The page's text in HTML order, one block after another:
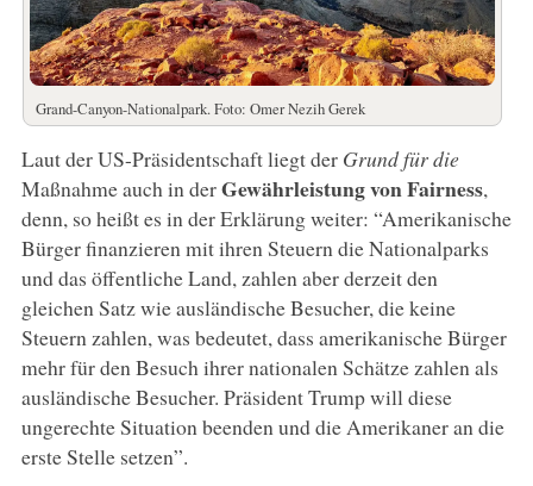
Grand-Canyon-Nationalpark. Foto: Omer Nezih Gerek
Laut der US-Präsidentschaft liegt der Grund für die
Maßnahme auch in derGewährleistung von Fairness,
denn, so heißt es in der Erklärung weiter: “Amerikanische
Bürger finanzieren mit ihren Steuern die Nationalparks
und das öffentliche Land, zahlen aber derzeit den
gleichen Satz wie ausländische Besucher, die keine
Steuern zahlen, was bedeutet, dass amerikanische Bürger
mehr für den Besuch ihrer nationalen Schätze zahlen als
ausländische Besucher. Präsident Trump will diese
ungerechte Situation beenden und die Amerikaner an die
erste Stelle setzen”.